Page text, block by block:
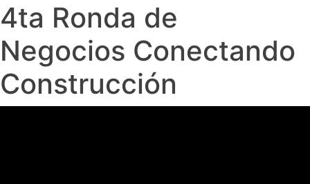
4ta Ronda de
Negocios Conectando
Construcción